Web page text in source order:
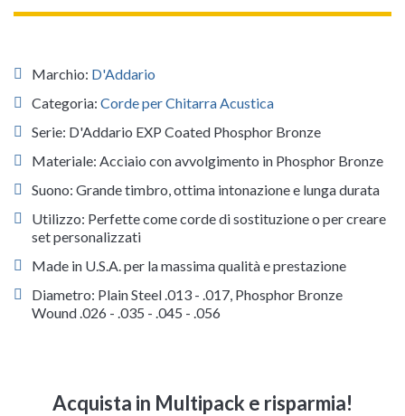
Marchio: D'Addario
Categoria: Corde per Chitarra Acustica
Serie: D'Addario EXP Coated Phosphor Bronze
Materiale: Acciaio con avvolgimento in Phosphor Bronze
Suono: Grande timbro, ottima intonazione e lunga durata
Utilizzo: Perfette come corde di sostituzione o per creare
set personalizzati
Made in U.S.A. per la massima qualità e prestazione
Diametro: Plain Steel .013 - .017, Phosphor Bronze
Wound .026 - .035 - .045 - .056
Acquista in Multipack e risparmia!